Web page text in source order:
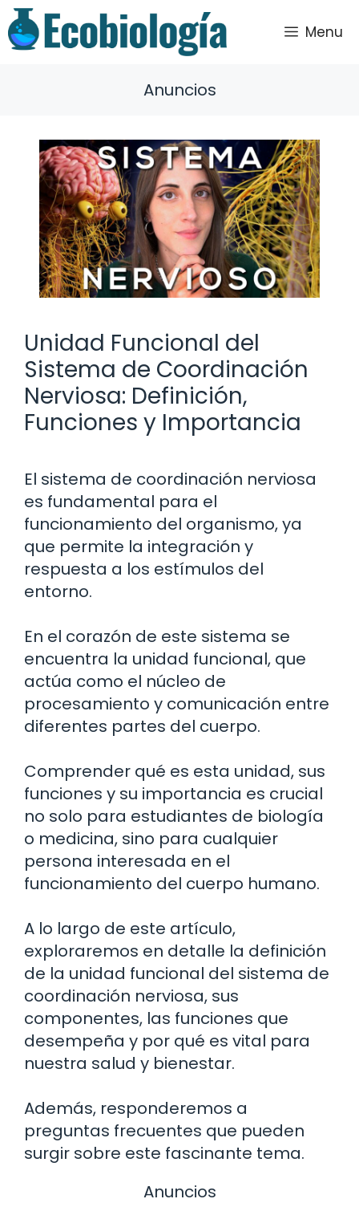
Saltar
al
contenido
Menu
Anuncios
Unidad Funcional del
Sistema de Coordinación
Nerviosa: Definición,
Funciones y Importancia
El sistema de coordinación nerviosa
es fundamental para el
funcionamiento del organismo, ya
que permite la integración y
respuesta a los estímulos del
entorno.
En el corazón de este sistema se
encuentra la unidad funcional, que
actúa como el núcleo de
procesamiento y comunicación entre
diferentes partes del cuerpo.
Comprender qué es esta unidad, sus
funciones y su importancia es crucial
no solo para estudiantes de biología
o medicina, sino para cualquier
persona interesada en el
funcionamiento del cuerpo humano.
A lo largo de este artículo,
exploraremos en detalle la definición
de la unidad funcional del sistema de
coordinación nerviosa, sus
componentes, las funciones que
desempeña y por qué es vital para
nuestra salud y bienestar.
Además, responderemos a
preguntas frecuentes que pueden
surgir sobre este fascinante tema.
Anuncios